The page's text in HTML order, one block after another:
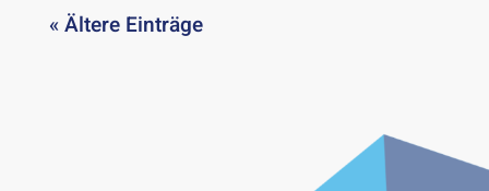
« Ältere Einträge